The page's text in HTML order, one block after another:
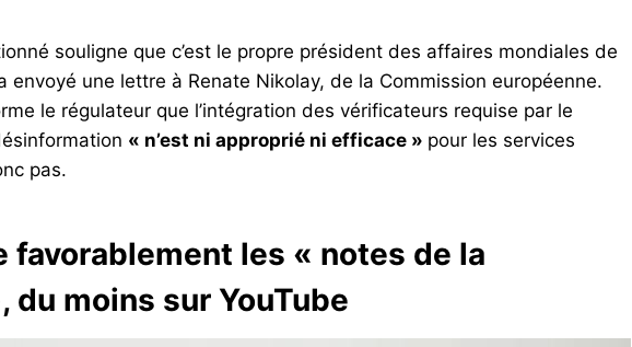
souligne que c’est le propre président des affaires mondiales de
envoyé une lettre à Renate Nikolay, de la Commission européenne.
le régulateur que l’intégration des vérificateurs requise par le
« n’est ni approprié ni efficace » pour les services
pas.
favorablement les « notes de la
du moins sur YouTube